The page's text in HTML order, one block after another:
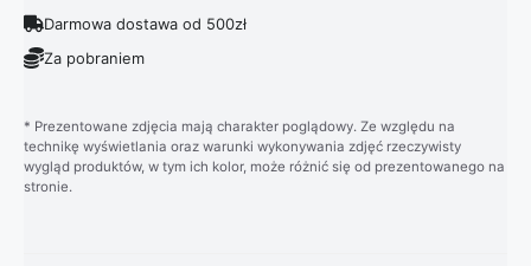
Darmowa dostawa od 500zł
Za pobraniem
* Prezentowane zdjęcia mają charakter poglądowy. Ze względu na
technikę wyświetlania oraz warunki wykonywania zdjęć rzeczywisty
wygląd produktów, w tym ich kolor, może różnić się od prezentowanego na
stronie.